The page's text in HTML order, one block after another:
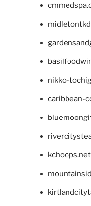
nikko-
caribbean-
kchoops.net